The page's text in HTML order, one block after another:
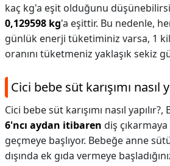
kaç kg'a eşit olduğunu
0,129598 kg'a eşittir. Bu nedenle,
günlük enerji tüketiminiz varsa, 1
oranını tüketmeniz yaklaşık sekiz
Cici bebe süt karışımı nasıl
Cici bebe süt karışımı nasıl yapılır?,
6'ncı aydan itibaren diş çıkarmaya
geçmeye başlıyor. Bebeğe anne
dışında ek gıda vermeye